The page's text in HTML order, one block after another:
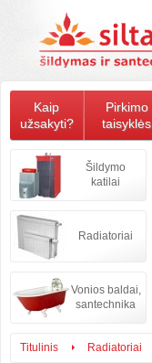
Kaip
užsakyti?
Pirkimo
taisyklės
Šildymo
katilai
Radiatoriai
Vonios baldai,
santechnika
Titulinis Radiatoriai